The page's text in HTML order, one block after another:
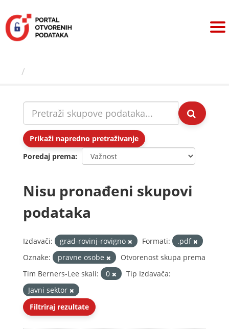
sadržaj
Prikaži napredno pretraživanje
Poredaj prema
Nisu pronađeni skupovi
podataka
Izdavači: grad-rovinj-rovigno Formati:
.pdf
Oznake:
pravne osobe
Otvorenost skupa prema
Tim Berners-Lee skali:
0
Tip Izdavača:
Javni sektor
Filtriraj rezultate